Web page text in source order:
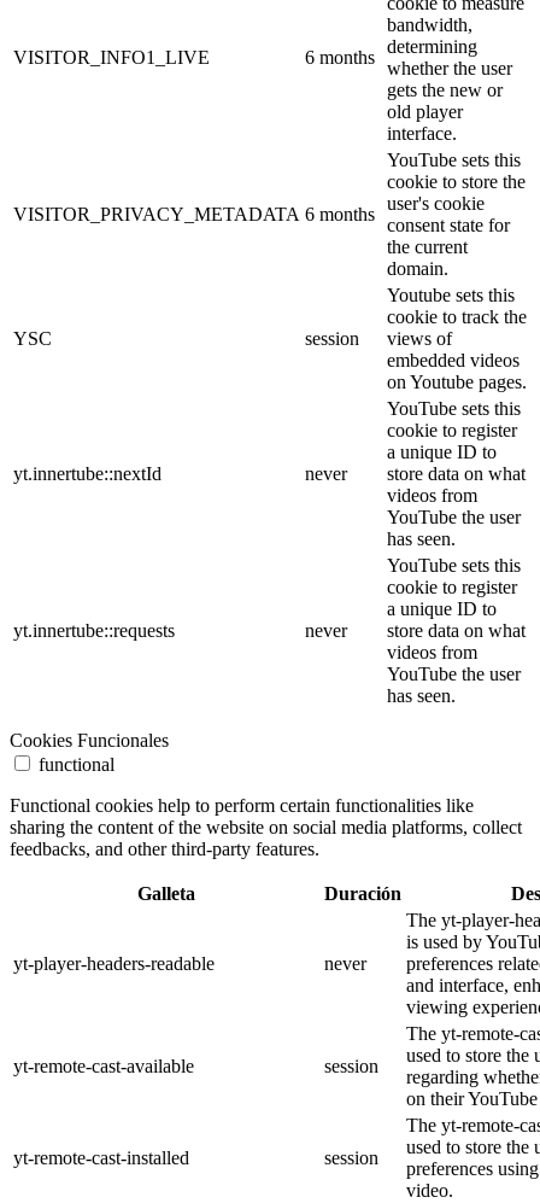
VISITOR_INFO1_LIVE 6 months
bandwidth,
determining
whether the user
gets the new or
old player
interface.
VISITOR_PRIVACY_METADATA 6 months
YouTube sets this
cookie to store the
user's cookie
consent state for
the current
domain.
YSC session
Youtube sets this
cookie to track the
views of
embedded videos
on Youtube pages.
yt.innertube::nextId never
YouTube sets this
cookie to register
a unique ID to
store data on what
videos from
YouTube the user
has seen.
yt.innertube::requests never
YouTube sets this
cookie to register
a unique ID to
store data on what
videos from
YouTube the user
has seen.
Cookies Funcionales
functional
Functional cookies help to perform certain functionalities like
sharing the content of the website on social media platforms, collect
feedbacks, and other third-party features.
Galleta Duración
yt-player-headers-readable never
The yt-player-
is used by
preferences
and interface,
viewing
yt-remote-cast-available session
The yt-remote-
used to store the
regarding
on their
yt-remote-cast-installed session
The yt-remote-
used to store the
preferences
video.